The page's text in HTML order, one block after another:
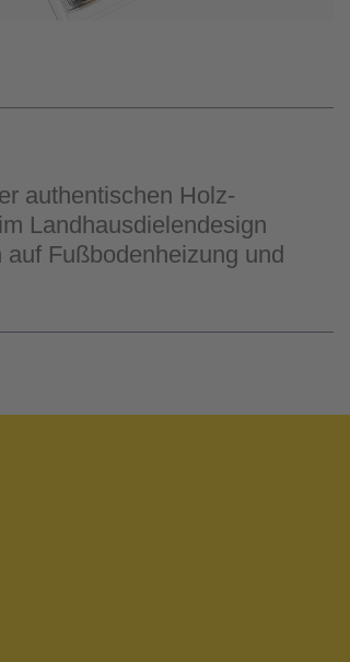
authentischen Holz-
Landhausdielendesign
Fußbodenheizung und